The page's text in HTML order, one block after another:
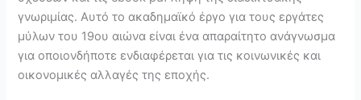
γνωριμίας. Αυτό το ακαδημαϊκό έργο για τους εργάτες
μύλων του 19ου αιώνα είναι ένα απαραίτητο ανάγνωσμα
για οποιονδήποτε ενδιαφέρεται για τις κοινωνικές και
οικονομικές αλλαγές της εποχής.